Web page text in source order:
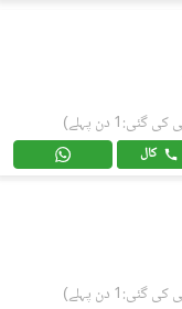
گئی:1 دن پہلے)
کال
گئی:1 دن پہلے)